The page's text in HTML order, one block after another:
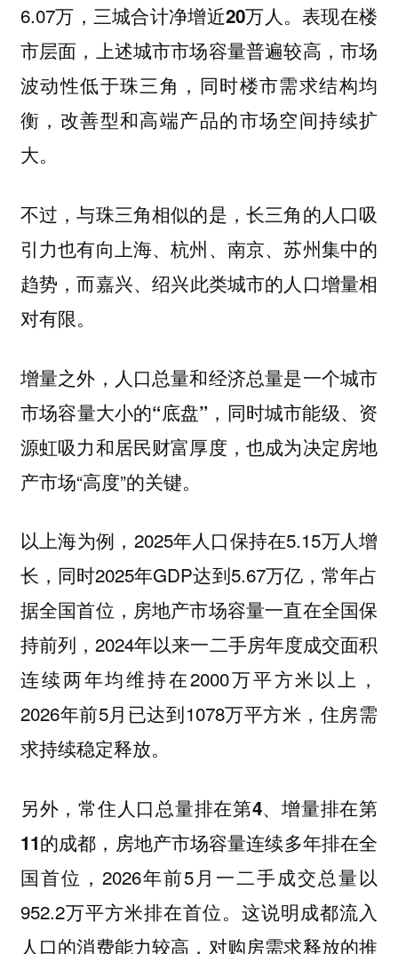
6.07万， 三城合计净增近20万人。表现在楼
市层面，上述城市市场容量普遍较高，市场
波动性低于珠三角，同时楼市需求结构均
衡，改善型和高端产品的市场空间持续扩
大。
不过，与珠三角相似的是，长三角的人口吸
引力也有向上海、杭州、南京、苏州集中的
趋势 ，而嘉兴、绍兴此类城市的人口增量相
对有限。
增量之外，人口总量和经济总量是一个城市
市场容量大小的“底盘”， 同时城市能级、资
源虹吸力和居民财富厚度，也成为决定房地
产市场“高度”的关键。
以上海为例， 2025年人口保持在5.15万人增
长，同时2025年GDP达到5.67万亿，常年占
据全国首位，房地产市场容量一直在全国保
持前列，2024年以来一二手房年度成交面积
连续两年均维持在2000万平方米以上，
2026年前5月已达到1078万平方米，住房需
求持续稳定释放。
另外，常住人口总量排在第4、增量排在第
11的成都 ，房地产市场容量连续多年排在全
国首位，2026年前5月一二手成交总量以
952.2万平方米排在首位。这说明成都流入
人口的消费能力较高，对购房需求释放的推